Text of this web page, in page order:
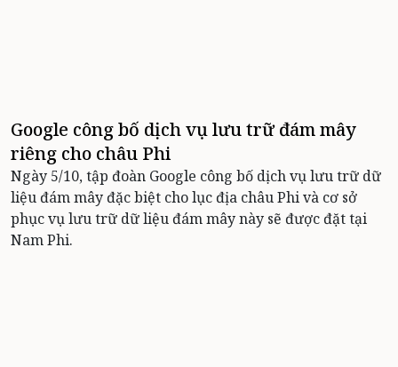
Google công bố dịch vụ lưu trữ đám mây
riêng cho châu Phi
Ngày 5/10, tập đoàn Google công bố dịch vụ lưu trữ dữ
liệu đám mây đặc biệt cho lục địa châu Phi và cơ sở
phục vụ lưu trữ dữ liệu đám mây này sẽ được đặt tại
Nam Phi.